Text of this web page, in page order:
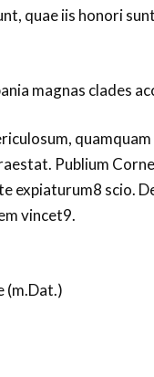
quae iis honori
magnas clades
Publium
expiaturum8 scio.
vincet9.
(m.Dat.)